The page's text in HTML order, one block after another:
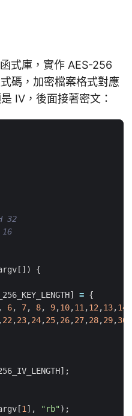
式庫，實作 AES-256
碼，加密檔案格式對應
IV，後面接著密文：
[])
{
] = {
, 6, 7, 8, 9,10,11,12,13,14
,22,23,24,25,26,27,28,29,30
];
[1], "rb");